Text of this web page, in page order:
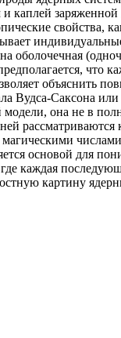
каплей
свойства,
оболочечная
что
объяснить
Вудса-Саксона или
она не в
основой для
каждая
картину